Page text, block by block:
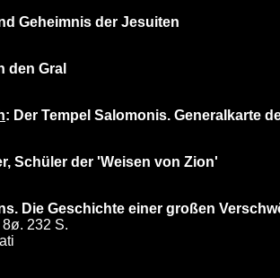
Geheimnis der Jesuiten
den Gral
: Der Tempel Salomonis. Generalkarte
Schüler der 'Weisen von Zion'
Die Geschichte einer großen
232 S.